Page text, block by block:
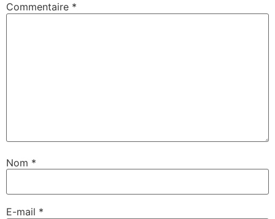
Commentaire *
Nom *
E-mail *